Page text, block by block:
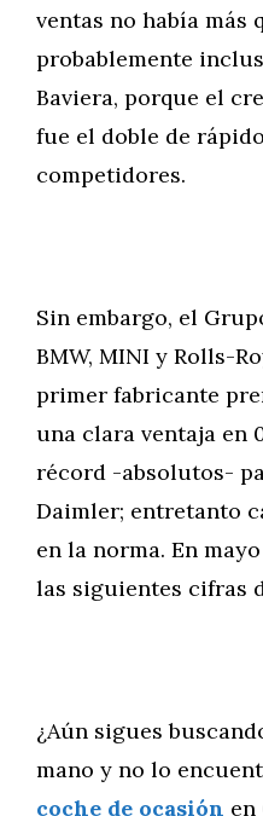
ventas no había más
probablemente
Baviera, porque el
fue el doble de
competidores.
Sin embargo, el
BMW, MINI y Rolls-
primer fabricante
una clara ventaja en
récord -absolutos-
Daimler; entretanto
en la norma. En
las siguientes cifras
¿Aún sigues
mano y no lo
coche de ocasión en